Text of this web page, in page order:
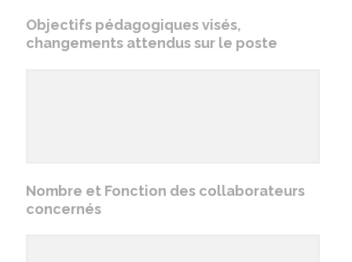
Objectifs pédagogiques visés,
changements attendus sur le poste
Nombre et Fonction des collaborateurs
concernés